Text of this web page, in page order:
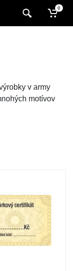
0
v army
motívov